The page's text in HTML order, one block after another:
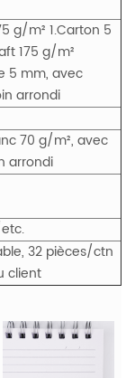
g/m² 1.Carton 5
175 g/m²
5 mm, avec
arrondi
70 g/m², avec
arrondi
32 pièces/ctn
client